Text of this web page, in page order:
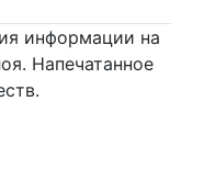
информации на
Напечатанное